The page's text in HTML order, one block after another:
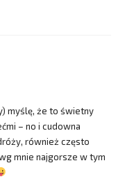
myślę, że to świetny
– no i cudowna
również często
mnie najgorsze w tym